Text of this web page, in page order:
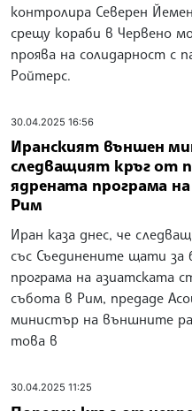
контролира Северен
срещу кораби в Червено
проява на солидарност с
Ройтерс.
30.04.2025 16:56
Иранският външен
следващият кръг от
ядрената програма
Рим
Иран каза днес, че
със Съединените щати за
програма на азиатската
събота в Рим, предаде
министър на външните
това в
30.04.2025 11:25